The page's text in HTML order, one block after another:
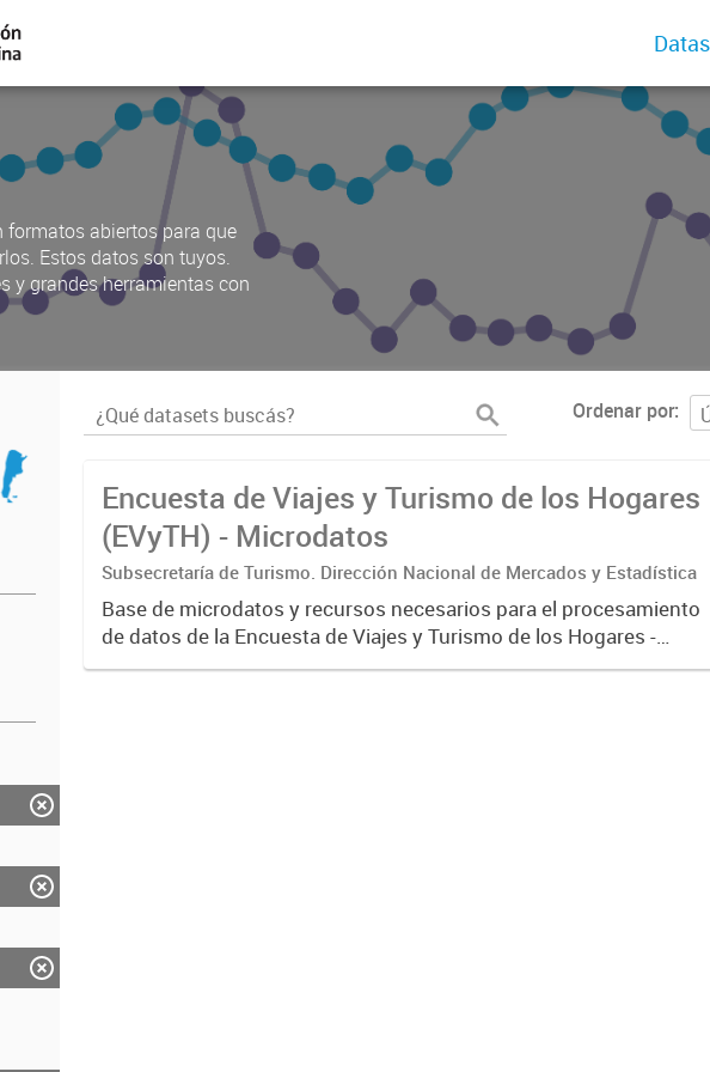
abiertos para que
Estos datos son tuyos.
y grandes herramientas con
Ordenar por
Encuesta de Viajes y Turismo de los Hogares
(EVyTH) - Microdatos
Subsecretaría de Turismo. Dirección Nacional de Mercados y Estadística
Base de microdatos y recursos necesarios para el procesamiento
de datos de la Encuesta de Viajes y Turismo de los Hogares -
EVyTH- (Subsecretaría de Turismo).